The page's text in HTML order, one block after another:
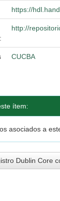
https://
http://
CUCBA
ítem:
asociados a
Dublin Core